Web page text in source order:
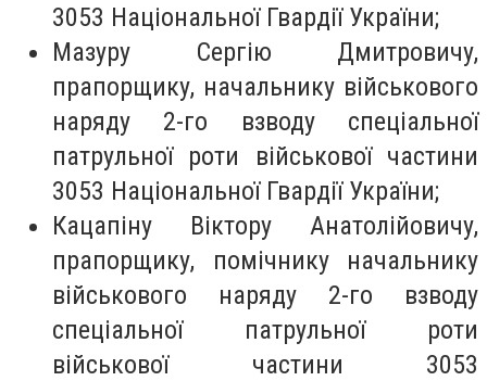
3053 Національної Гвардії України;
Мазуру Сергію Дмитровичу,
прапорщику, начальнику військового
наряду 2-го взводу спеціальної
патрульної роти військової частини
3053 Національної Гвардії України;
Кацапіну Віктору Анатолійовичу,
прапорщику, помічнику начальнику
військового наряду 2-го взводу
спеціальної патрульної роти
військової частини 3053